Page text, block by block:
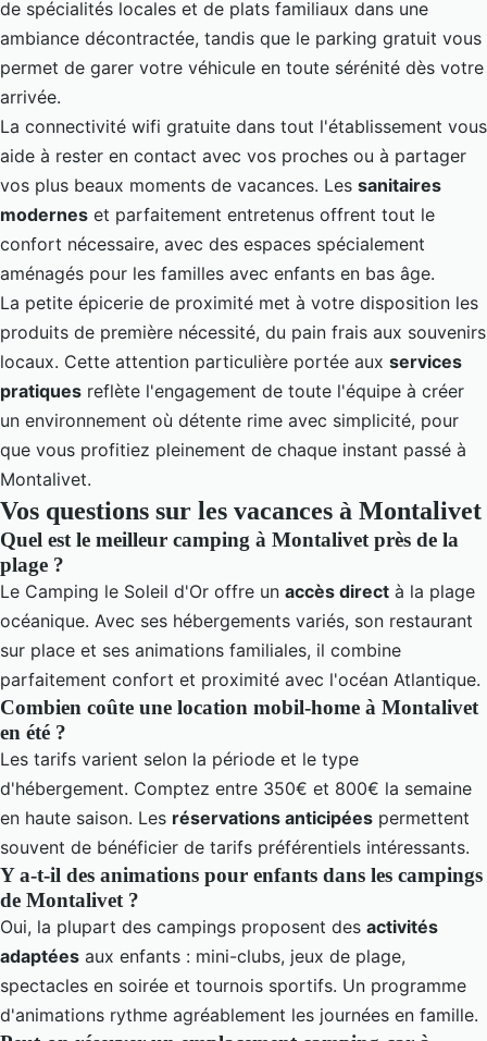
de spécialités locales et de plats familiaux dans une
ambiance décontractée, tandis que le parking gratuit vous
permet de garer votre véhicule en toute sérénité dès votre
arrivée.
La connectivité wifi gratuite dans tout l'établissement vous
aide à rester en contact avec vos proches ou à partager
vos plus beaux moments de vacances. Les sanitaires
modernes et parfaitement entretenus offrent tout le
confort nécessaire, avec des espaces spécialement
aménagés pour les familles avec enfants en bas âge.
La petite épicerie de proximité met à votre disposition les
produits de première nécessité, du pain frais aux souvenirs
locaux. Cette attention particulière portée aux services
pratiques reflète l'engagement de toute l'équipe à créer
un environnement où détente rime avec simplicité, pour
que vous profitiez pleinement de chaque instant passé à
Montalivet.
Vos questions sur les vacances à Montalivet
Quel est le meilleur camping à Montalivet près de la
plage ?
Le Camping le Soleil d'Or offre un accès direct à la plage
océanique. Avec ses hébergements variés, son restaurant
sur place et ses animations familiales, il combine
parfaitement confort et proximité avec l'océan Atlantique.
Combien coûte une location mobil-home à Montalivet
en été ?
Les tarifs varient selon la période et le type
d'hébergement. Comptez entre 350€ et 800€ la semaine
en haute saison. Les réservations anticipées permettent
souvent de bénéficier de tarifs préférentiels intéressants.
Y a-t-il des animations pour enfants dans les campings
de Montalivet ?
Oui, la plupart des campings proposent des activités
adaptées aux enfants : mini-clubs, jeux de plage,
spectacles en soirée et tournois sportifs. Un programme
d'animations rythme agréablement les journées en famille.